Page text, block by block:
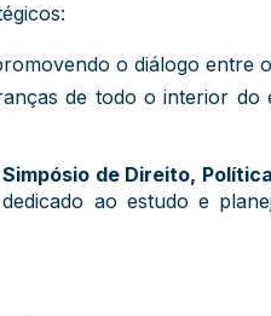
o diálogo entre
de todo o interior do
Simpósio de Direito,
ao estudo e